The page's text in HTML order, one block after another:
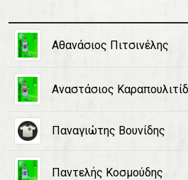
Αθανάσιος Πιτσινέλης
Αναστάσιος
Παναγιώτης Βουνίδης
Παντελής Κοσμούδης